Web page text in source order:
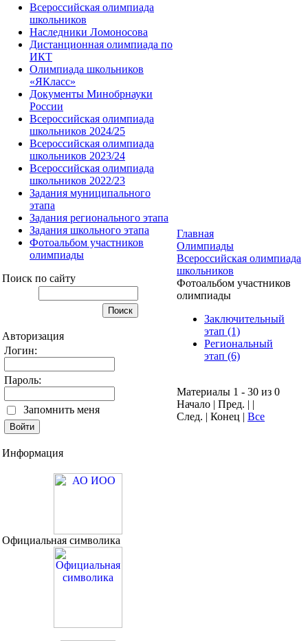
Всероссийская олимпиада
школьников
Наследники Ломоносова
Дистанционная олимпиада по
ИКТ
Олимпиада школьников
«ЯКласс»
Документы Минобрнауки
России
Всероссийская олимпиада
школьников 2024/25
Всероссийская олимпиада
школьников 2023/24
Всероссийская олимпиада
школьников 2022/23
Задания муниципального
этапа
Задания регионального этапа
Задания школьного этапа
Фотоальбом участников
олимпиады
Поиск по сайту
Авторизация
Логин:
Пароль:
Запомнить меня
Информация
Официальная символика
Главная
Олимпиады
Всероссийская олимпиада
школьников
Фотоальбом участников
олимпиады
Заключительный
этап (1)
Региональный
этап (6)
Материалы 1 - 30 из 0
Начало | Пред. | |
След. | Конец | Все